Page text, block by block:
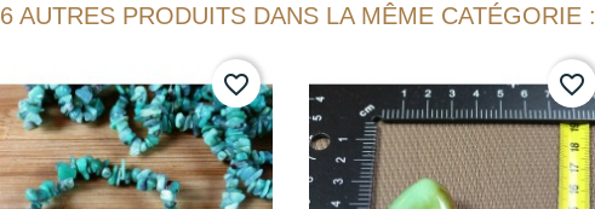
AUTRES PRODUITS DANS LA MÊME CATÉGORIE :
favorite_border favorite_border